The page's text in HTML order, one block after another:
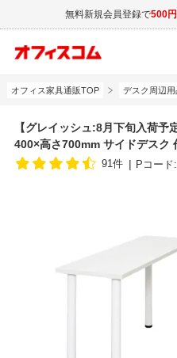
無料新規会員登録で500
オフィス家具通販TOP デスク周辺用
【グレイッシュ:8月下旬入荷
400×高さ700mm サイドデスク
91件 Pコード